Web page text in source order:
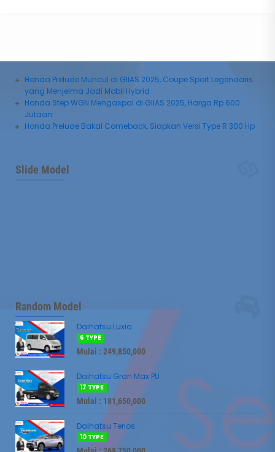
Honda Prelude Muncul di GIIAS 2025, Coupe Sport Legendaris
yang Menjelma Jadi Mobil Hybrid
Honda Step WGN Mengaspal di GIIAS 2025, Harga Rp 600
Jutaan
Honda Prelude Bakal Comeback, Siapkan Versi Type R 300 Hp
Slide Model
Daihatsu Rocky
Mulai :227,750,000
Random Model
Daihatsu Luxio
6 TYPE
Mulai : 249,850,000
Daihatsu Gran Max PU
17 TYPE
Mulai : 181,650,000
Daihatsu Terios
10 TYPE